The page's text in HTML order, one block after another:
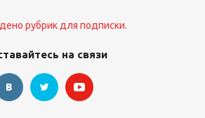
рубрик для подписки.
на связи